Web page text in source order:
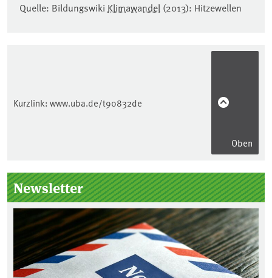
Quelle: Bildungswiki Klimawandel (2013): Hitzewellen
Kurzlink: www.uba.de/t90832de
Oben
Seitenleiste
Newsletter